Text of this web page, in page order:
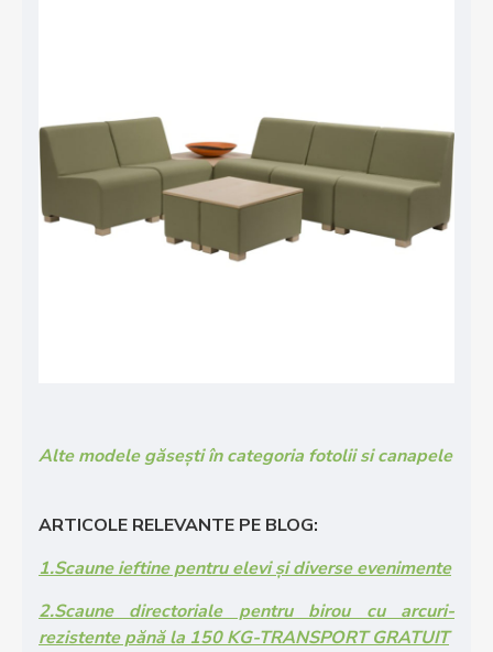
Alte modele găsești în categoria fotolii si canapele
ARTICOLE RELEVANTE PE BLOG:
1.Scaune ieftine pentru elevi și diverse evenimente
2.Scaune directoriale pentru birou cu arcuri-
rezistente pănă la 150 KG-TRANSPORT GRATUIT